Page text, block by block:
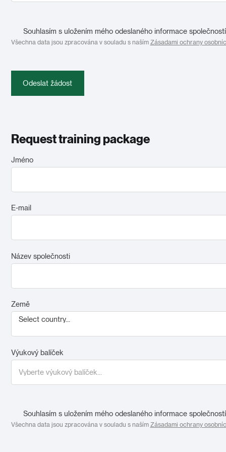
Souhlasím s uložením mého odeslaného informace
Všechna data jsou zpracována v souladu s naším Zásadami ochrany
Odeslat žádost
Request training package
Jméno
E-mail
Název společnosti
Země
Select country...
Výukový balíček
Souhlasím s uložením mého odeslaného informace
Všechna data jsou zpracována v souladu s naším Zásadami ochrany